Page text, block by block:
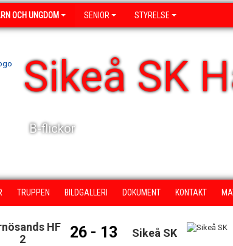
OCH UNGDOM SENIOR STYRELSE
Sikeå SK
B-flickor
TRUPPEN BILDGALLERI DOKUMENT KONTAKT
HF
2
26 - 13 Sikeå SK